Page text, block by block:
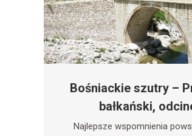
Bośniackie szutry –
bałkański,
Najlepsze wspomnienia